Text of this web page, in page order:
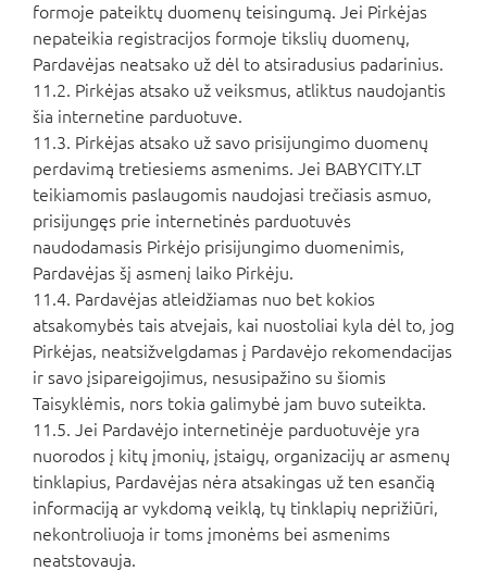
formoje pateiktų duomenų teisingumą. Jei Pirkėjas
nepateikia registracijos formoje tikslių duomenų,
Pardavėjas neatsako už dėl to atsiradusius padarinius.
11.2. Pirkėjas atsako už veiksmus, atliktus naudojantis
šia internetine parduotuve.
11.3. Pirkėjas atsako už savo prisijungimo duomenų
perdavimą tretiesiems asmenims. Jei BABYCITY.LT
teikiamomis paslaugomis naudojasi trečiasis asmuo,
prisijungęs prie internetinės parduotuvės
naudodamasis Pirkėjo prisijungimo duomenimis,
Pardavėjas šį asmenį laiko Pirkėju.
11.4. Pardavėjas atleidžiamas nuo bet kokios
atsakomybės tais atvejais, kai nuostoliai kyla dėl to, jog
Pirkėjas, neatsižvelgdamas į Pardavėjo rekomendacijas
ir savo įsipareigojimus, nesusipažino su šiomis
Taisyklėmis, nors tokia galimybė jam buvo suteikta.
11.5. Jei Pardavėjo internetinėje parduotuvėje yra
nuorodos į kitų įmonių, įstaigų, organizacijų ar asmenų
tinklapius, Pardavėjas nėra atsakingas už ten esančią
informaciją ar vykdomą veiklą, tų tinklapių neprižiūri,
nekontroliuoja ir toms įmonėms bei asmenims
neatstovauja.